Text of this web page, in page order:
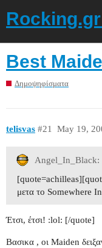
Best
Δημοψηφίσματα
telisvas May 19,
#21
Angel_In_Black:
μετα το Somewhere
Έτσι, έτσι! :lol: [/quote]
Βασικα , οι Maiden